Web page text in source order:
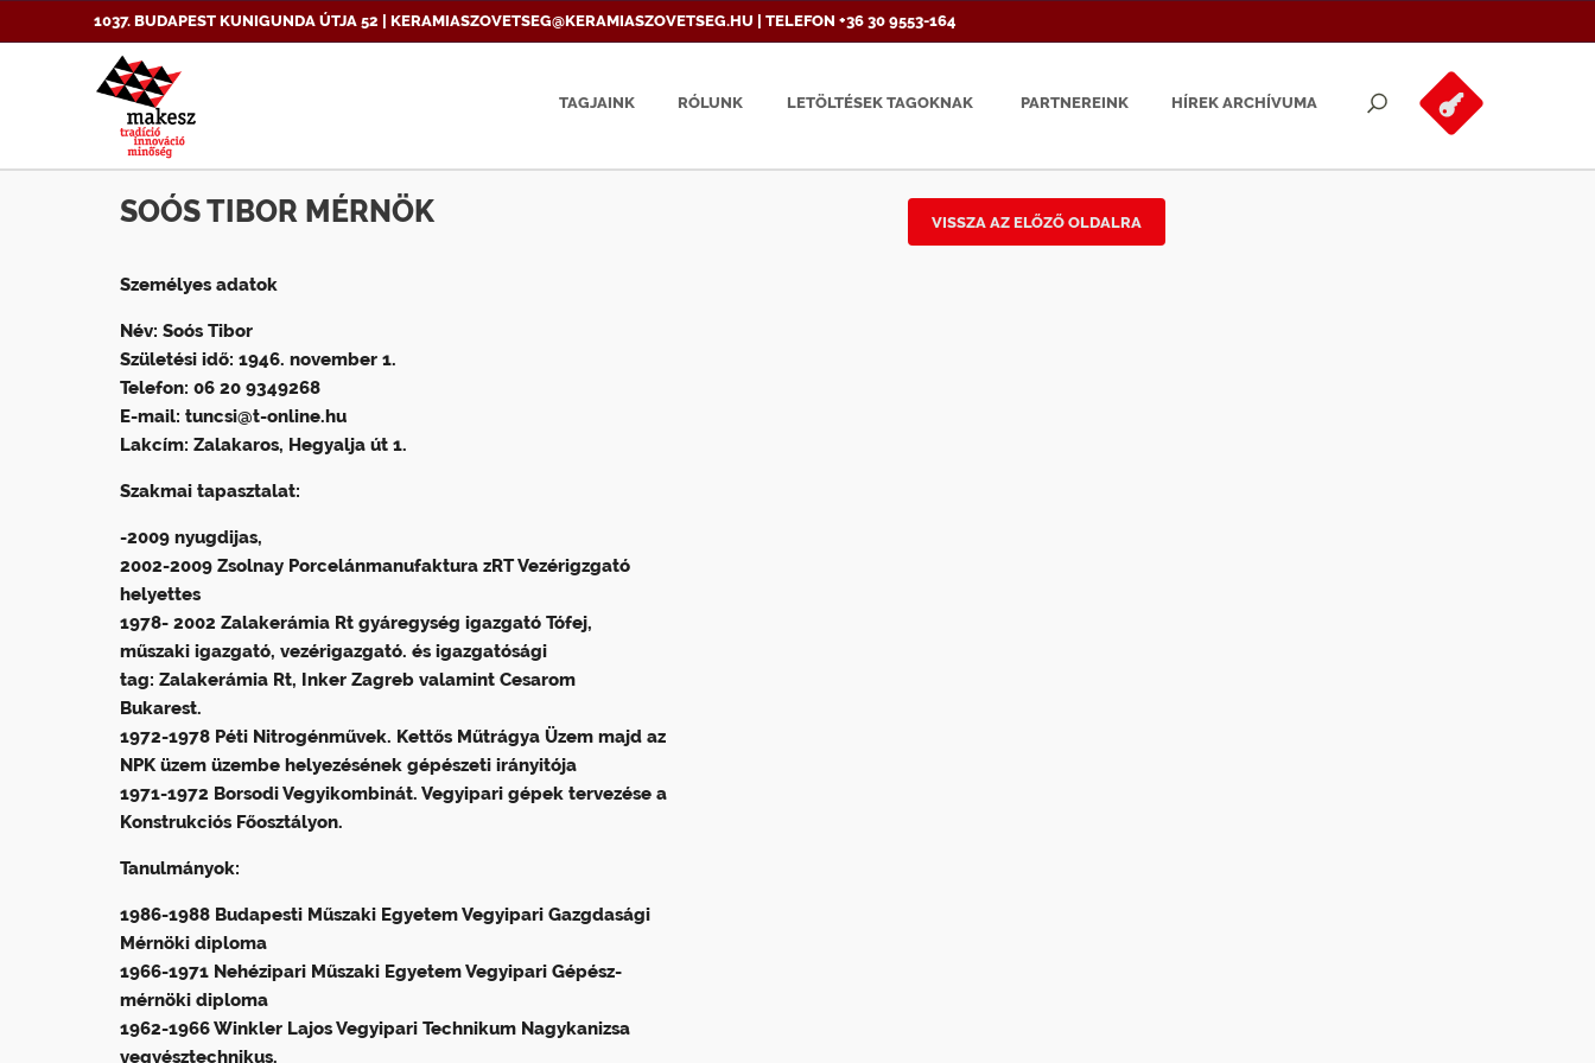
1037. BUDAPEST KUNIGUNDA ÚTJA 52 | KERAMIASZOVETSEG@KERAMIASZOVETSEG.HU | TELEFON +36 30 9553-164
TAGJAINK RÓLUNK LETÖLTÉSEK TAGOKNAK PARTNEREINK HÍREK ARCHÍVUMA
SOÓS TIBOR MÉRNÖK VISSZA AZ ELŐZŐ OLDALRA
Személyes adatok
Név: Soós Tibor
Születési idő: 1946. november 1.
Telefon: 06 20 9349268
E-mail: tuncsi@t-online.hu
Lakcím: Zalakaros, Hegyalja út 1.
Szakmai tapasztalat:
-2009 nyugdijas,
2002-2009 Zsolnay Porcelánmanufaktura zRT Vezérigzgató
helyettes
1978- 2002 Zalakerámia Rt gyáregység igazgató Tófej,
műszaki igazgató, vezérigazgató. és igazgatósági
tag: Zalakerámia Rt, Inker Zagreb valamint Cesarom
Bukarest.
1972-1978 Péti Nitrogénművek. Kettős Műtrágya Üzem majd az
NPK üzem üzembe helyezésének gépészeti irányitója
1971-1972 Borsodi Vegyikombinát. Vegyipari gépek tervezése a
Konstrukciós Főosztályon.
Tanulmányok:
1986-1988 Budapesti Műszaki Egyetem Vegyipari Gazgdasági
Mérnöki diploma
1966-1971 Nehézipari Műszaki Egyetem Vegyipari Gépész-
mérnöki diploma
1962-1966 Winkler Lajos Vegyipari Technikum Nagykanizsa
vegyésztechnikus.